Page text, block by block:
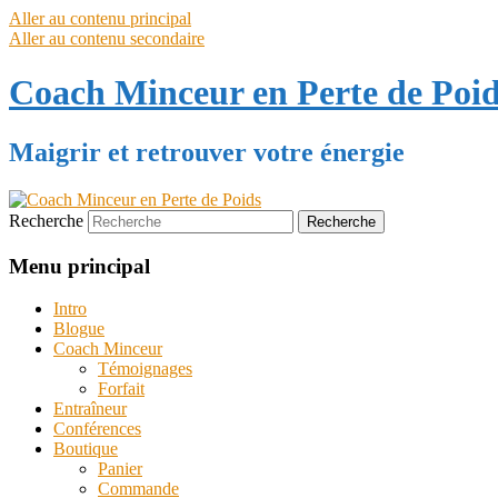
Aller au contenu principal
Aller au contenu secondaire
Coach Minceur en Perte de
Maigrir et retrouver votre énergie
Recherche
Menu principal
Intro
Blogue
Coach Minceur
Témoignages
Forfait
Entraîneur
Conférences
Boutique
Panier
Commande